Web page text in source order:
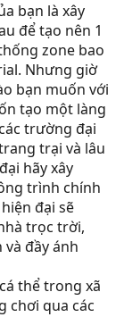
bạn là xây
để tạo nên 1
zone bao
Nhưng giờ
bạn muốn với
tạo một làng
trường đại
trại và lâu
hãy xây
trình chính
đại sẽ
trọc trời,
đầy ánh
thể trong xã
chơi qua các